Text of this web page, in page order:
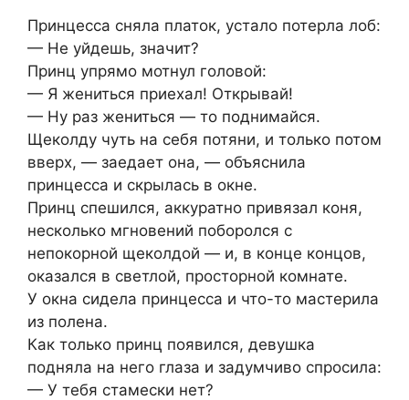
Принцесса сняла платок, устало потерла лоб:
— Не уйдешь, значит?
Принц упрямо мотнул головой:
— Я жениться приехал! Открывай!
— Ну раз жениться — то поднимайся.
Щеколду чуть на себя потяни, и только потом
вверх, — заедает она, — объяснила
принцесса и скрылась в окне.
Принц спешился, аккуратно привязал коня,
несколько мгновений поборолся с
непокорной щеколдой — и, в конце концов,
оказался в светлой, просторной комнате.
У окна сидела принцесса и что-то мастерила
из полена.
Как только принц появился, девушка
подняла на него глаза и задумчиво спросила:
— У тебя стамески нет?